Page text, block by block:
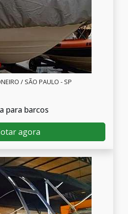
/ SÃO PAULO - SP
para barcos
agora